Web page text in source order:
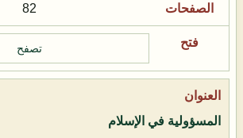
82
تصفح
المسؤولية في الإسلام